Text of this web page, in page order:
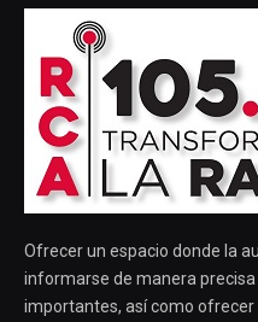
Ofrecer un espacio donde la
informarse de manera
importantes, así como